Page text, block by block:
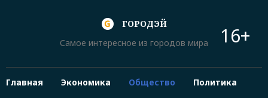
ГОРОДЭЙ
Самое интересное из городов мира
16+
Главная Экономика Общество Политика